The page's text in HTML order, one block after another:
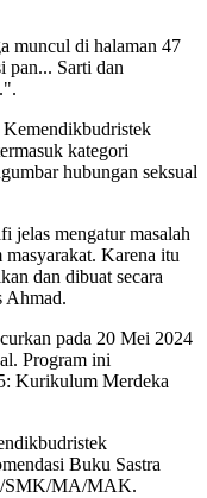
muncul di halaman 47
pan... Sarti dan
Kemendikbudristek
kategori
hubungan seksual
jelas mengatur masalah
masyarakat. Karena itu
dan dibuat secara
Ahmad.
pada 20 Mei 2024
Program ini
Kurikulum Merdeka
Buku Sastra
SMK/MA/MAK.